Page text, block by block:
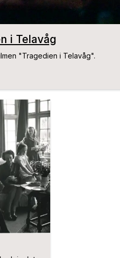
i Telavåg
"Tragedien i Telavåg".